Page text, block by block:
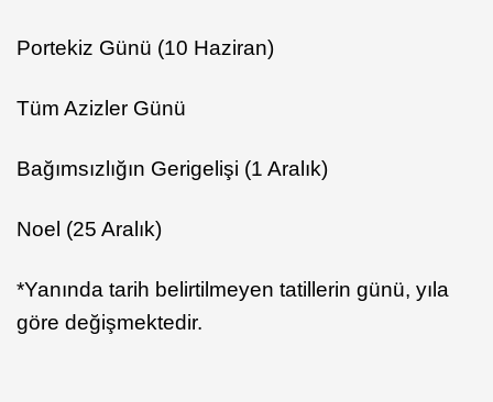
Portekiz Günü (10 Haziran)
Tüm Azizler Günü
Bağımsızlığın Gerigelişi (1 Aralık)
Noel (25 Aralık)
*Yanında tarih belirtilmeyen tatillerin günü, yıla
göre değişmektedir.